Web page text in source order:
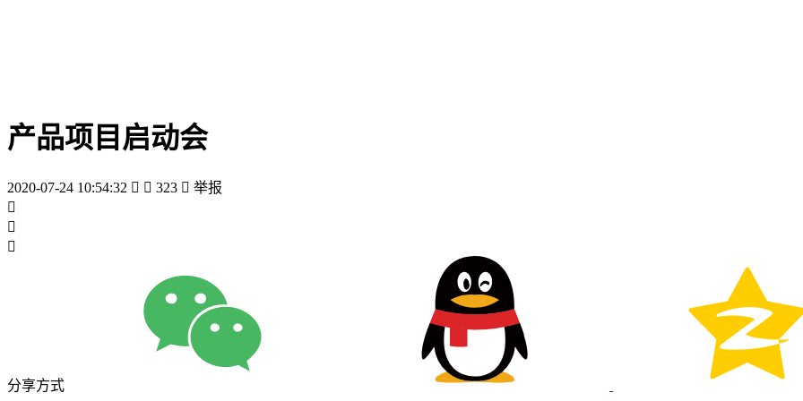
产品项目启动会
2020-07-24 10:54:32   323  举报



分享方式